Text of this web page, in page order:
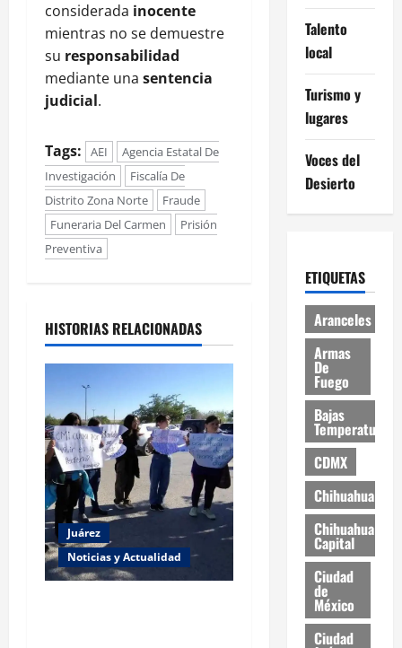
considerada inocente
mientras no se demuestre
su responsabilidad
mediante una sentencia
judicial.
Tags: AEI
Agencia Estatal De
Investigación
Fiscalía De
Distrito Zona Norte
Fraude
Funeraria Del Carmen
Prisión
Preventiva
HISTORIAS RELACIONADAS
Juárez
Noticias y Actualidad
Talento
local
Turismo y
lugares
Voces del
Desierto
ETIQUETAS
Aranceles
Armas
De
Fuego
Bajas
Temperaturas
CDMX
Chihuahua
Chihuahua
Capital
Ciudad
de
México
Ciudad